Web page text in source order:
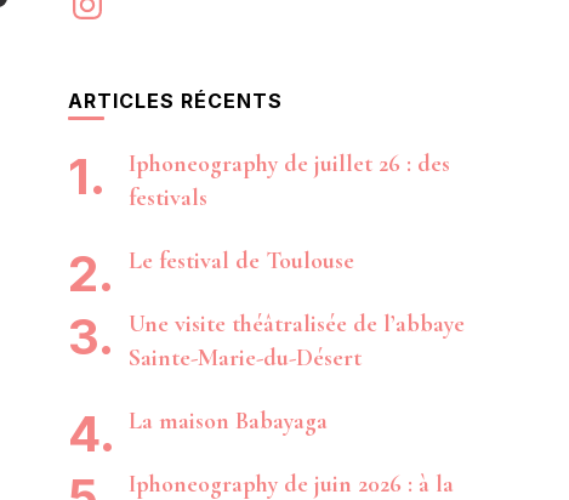
ARTICLES RÉCENTS
Iphoneography de juillet 26 : des
festivals
Le festival de Toulouse
Une visite théâtralisée de l’abbaye
Sainte-Marie-du-Désert
La maison Babayaga
Iphoneography de juin 2026 : à la